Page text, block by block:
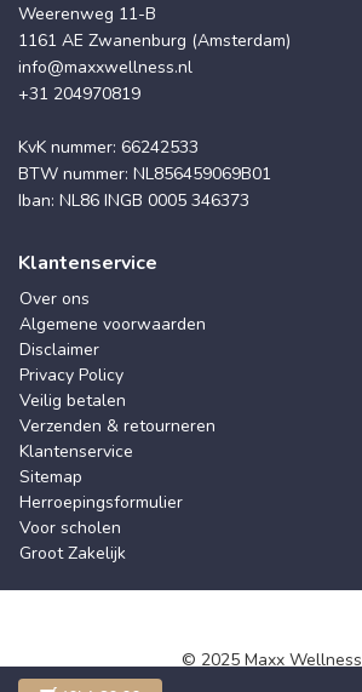
Weerenweg 11-B
1161 AE Zwanenburg (Amsterdam)
info@maxxwellness.nl
+31 204970819
KvK nummer: 66242533
BTW nummer: NL856459069B01
Iban: NL86 INGB 0005 346373
Klantenservice
Over ons
Algemene voorwaarden
Disclaimer
Privacy Policy
Veilig betalen
Verzenden & retourneren
Klantenservice
Sitemap
Herroepingsformulier
Voor scholen
Groot Zakelijk
© 2025 Maxx Wellness